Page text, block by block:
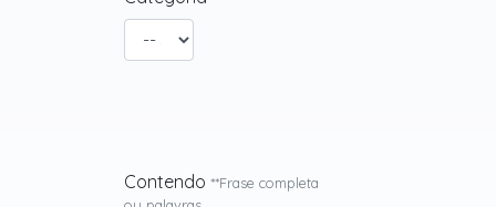
Contendo **Frase completa